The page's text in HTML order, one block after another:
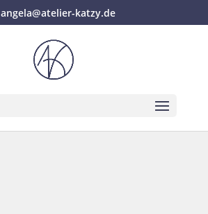
angela@atelier-katzy.de